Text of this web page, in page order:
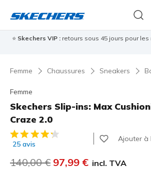
⭐ Skechers VIP : retours sous 45 jours pour les
Femme Chaussures Sneakers
Femme
Skechers Slip-ins: Max
Craze 2.0
Évaluation client 4,6 sur 5
25 avis
Ajouter à
Prix réduit de
140,00 € à
97,99 € incl. TVA